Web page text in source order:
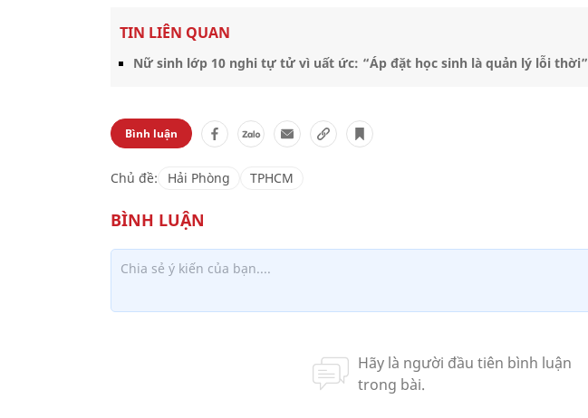
TIN LIÊN QUAN
Nữ sinh lớp 10 nghi tự tử vì uất ức: “Áp đặt học sinh là quản lý lỗi thời”
Bình luận
Chủ đề: Hải Phòng TPHCM